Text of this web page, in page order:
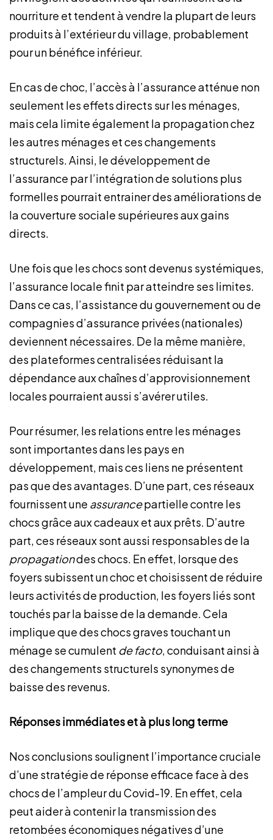
nourriture et tendent à vendre la plupart de leurs
produits à l’extérieur du village, probablement
pour un bénéfice inférieur.
En cas de choc, l’accès à l’assurance atténue non
seulement les effets directs sur les ménages,
mais cela limite également la propagation chez
les autres ménages et ces changements
structurels. Ainsi, le développement de
l’assurance par l’intégration de solutions plus
formelles pourrait entrainer des améliorations de
la couverture sociale supérieures aux gains
directs.
Une fois que les chocs sont devenus systémiques,
l’assurance locale finit par atteindre ses limites.
Dans ce cas, l’assistance du gouvernement ou de
compagnies d’assurance privées (nationales)
deviennent nécessaires. De la même manière,
des plateformes centralisées réduisant la
dépendance aux chaînes d’approvisionnement
locales pourraient aussi s’avérer utiles.
Pour résumer, les relations entre les ménages
sont importantes dans les pays en
développement, mais ces liens ne présentent
pas que des avantages. D’une part, ces réseaux
fournissent une assurancepartielle contre les
chocs grâce aux cadeaux et aux prêts. D’autre
part, ces réseaux sont aussi responsables de la
propagationdes chocs. En effet, lorsque des
foyers subissent un choc et choisissent de réduire
leurs activités de production, les foyers liés sont
touchés par la baisse de la demande. Cela
implique que des chocs graves touchant un
ménage se cumulent de facto, conduisant ainsi à
des changements structurels synonymes de
baisse des revenus.
Réponses immédiates et à plus long terme
Nos conclusions soulignent l’importance cruciale
d’une stratégie de réponse efficace face à des
chocs de l’ampleur du Covid-19. En effet, cela
peut aider à contenir la transmission des
retombées économiques négatives d’une